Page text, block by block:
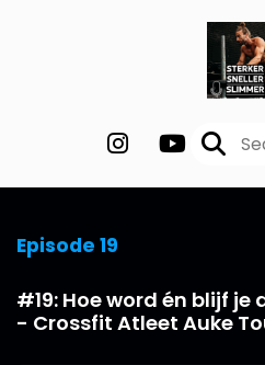
Episode 19
#19: Hoe word én blijf je
- Crossfit Atleet Auke